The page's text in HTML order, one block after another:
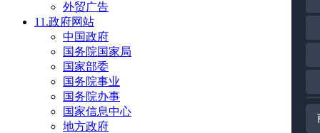
外贸广告
11.政府网站
中国政府
国务院国家局
国家部委
国务院事业
国务院办事
国家信息中心
地方政府